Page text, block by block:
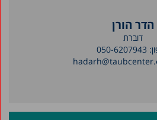
הדר הורן
דוברת
050-6207943